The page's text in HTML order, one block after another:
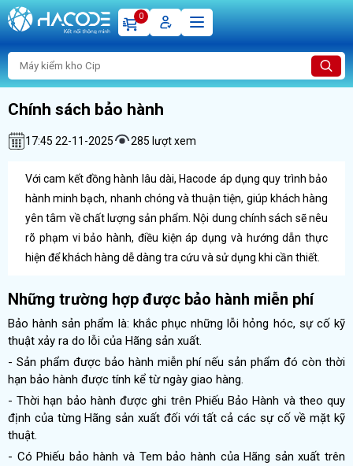
0
Chính sách bảo hành
17:45 22-11-2025 285 lượt xem
Với cam kết đồng hành lâu dài, Hacode áp dụng quy trình bảo
hành minh bạch, nhanh chóng và thuận tiện, giúp khách hàng
yên tâm về chất lượng sản phẩm. Nội dung chính sách sẽ nêu
rõ phạm vi bảo hành, điều kiện áp dụng và hướng dẫn thực
hiện để khách hàng dễ dàng tra cứu và sử dụng khi cần thiết.
Những trường hợp được bảo hành miễn phí
Bảo hành sản phẩm là: khắc phục những lỗi hỏng hóc, sự cố kỹ
thuật xảy ra do lỗi của Hãng sản xuất.
- Sản phẩm được bảo hành miễn phí nếu sản phẩm đó còn thời
hạn bảo hành được tính kể từ ngày giao hàng.
- Thời hạn bảo hành được ghi trên Phiếu Bảo Hành và theo quy
định của từng Hãng sản xuất đối với tất cả các sự cố về mặt kỹ
thuật.
- Có Phiếu bảo hành và Tem bảo hành của Hãng sản xuất trên